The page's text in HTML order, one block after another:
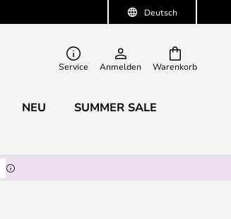
Deutsch
Warenkorb
Service Anmelden
NEU SUMMER SALE